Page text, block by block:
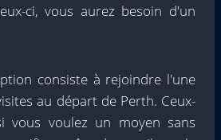
ci, vous aurez besoin d'un
consiste à rejoindre l'une
au départ de Perth. Ceux-
vous voulez un moyen sans